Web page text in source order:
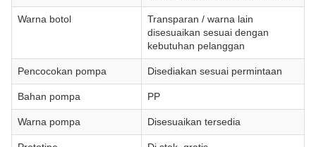
Warna botol
Transparan / warna lain
disesuaikan sesuai dengan
kebutuhan pelanggan
Pencocokan pompa Disediakan sesuai permintaan
Bahan pompa PP
Warna pompa Disesuaikan tersedia